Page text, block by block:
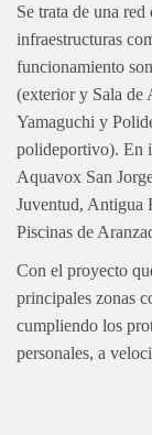
Se trata de una
infraestructuras
funcionamiento
(exterior y Sala de
Yamaguchi y
polideportivo). En
Aquavox San
Juventud, Antigua
Piscinas de
Con el proyecto
principales zonas
cumpliendo los
personales, a